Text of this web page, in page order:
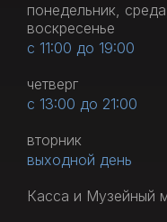
понедельник,
воскресенье
с 11:00 до 19:00
четверг
с 13:00 до 21:00
вторник
выходной день
Касса и Музейный